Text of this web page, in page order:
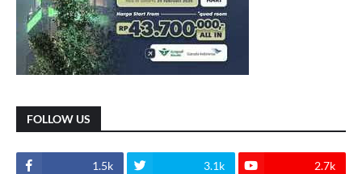
FOLLOW US
1.5k 3.1k 2.7k